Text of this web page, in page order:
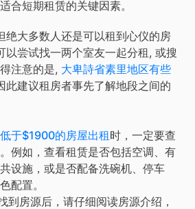
合短期租赁的关键因素。
绝大多数人还是可以租到心仪的房
以尝试找一两个室友一起分租, 或搜
注意的是, 大卑詩省素里地区有些
此建议租房者事先了解地段之间的
于$1900的房屋出租时，一定要查
例如，查看租赁是否包括空调、有
设施，或是否配备洗碗机、停车
配置。
到房源后，请仔细阅读房源介绍，